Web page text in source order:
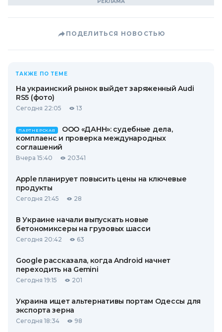
ПОДЕЛИТЬСЯ НОВОСТЬЮ
ТАКЖЕ ПО ТЕМЕ
На украинский рынок выйдет заряженный Audi
RS5 (фото)
Сегодня 22:05 13
ПАРТНЕРСКАЯ
ООО «ДАНН»: судебные дела,
комплаенс и проверка международных
соглашений
Вчера 15:40 20341
Apple планирует повысить цены на ключевые
продукты
Сегодня 21:45 28
В Украине начали выпускать новые
бетономиксеры на грузовых шасси
Сегодня 20:42 63
Google рассказала, когда Android начнет
переходить на Gemini
Сегодня 19:15 201
Украина ищет альтернативы портам Одессы для
экспорта зерна
Сегодня 18:34 98